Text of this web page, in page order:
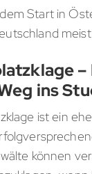
Start in
–
ins
ist ein
können